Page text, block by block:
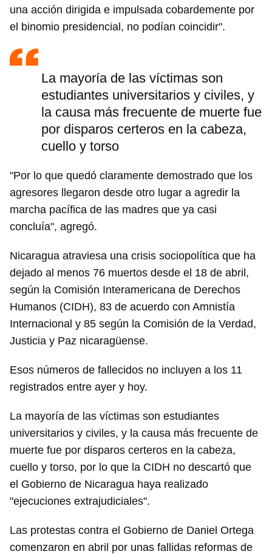
Guardar como favorito
Para poder guardar como favorito, primero has de
iniciar sesión con tu cuenta de 14ymedio.
INICIAR SESIÓN
una acción dirigida e impulsada cobardemente por
el binomio presidencial, no podían coincidir".
La mayoría de las víctimas son
estudiantes universitarios y civiles, y
la causa más frecuente de muerte fue
por disparos certeros en la cabeza,
cuello y torso
"Por lo que quedó claramente demostrado que los
agresores llegaron desde otro lugar a agredir la
marcha pacífica de las madres que ya casi
concluía", agregó.
Nicaragua atraviesa una crisis sociopolítica que ha
dejado al menos 76 muertos desde el 18 de abril,
según la Comisión Interamericana de Derechos
Humanos (CIDH), 83 de acuerdo con Amnistía
Internacional y 85 según la Comisión de la Verdad,
Justicia y Paz nicaragüense.
Esos números de fallecidos no incluyen a los 11
registrados entre ayer y hoy.
La mayoría de las víctimas son estudiantes
universitarios y civiles, y la causa más frecuente de
muerte fue por disparos certeros en la cabeza,
cuello y torso, por lo que la CIDH no descartó que
el Gobierno de Nicaragua haya realizado
"ejecuciones extrajudiciales".
Las protestas contra el Gobierno de Daniel Ortega
comenzaron en abril por unas fallidas reformas de